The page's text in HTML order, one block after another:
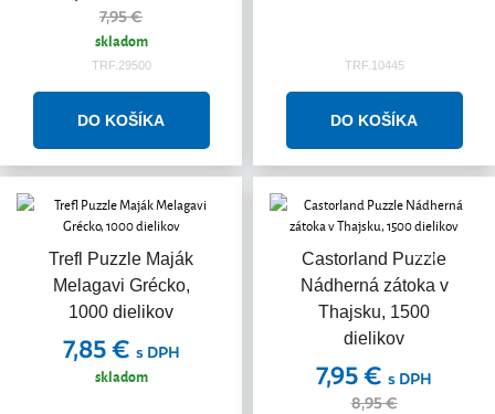
7,95 €
skladom
TRF.29500 TRF.10445
Trefl Puzzle Maják
Melagavi Grécko,
1000 dielikov
7,85 € s DPH
skladom
Castorland Puzzle
Nádherná zátoka v
Thajsku, 1500
dielikov
Akcia
7,95 € s DPH
8,95 €